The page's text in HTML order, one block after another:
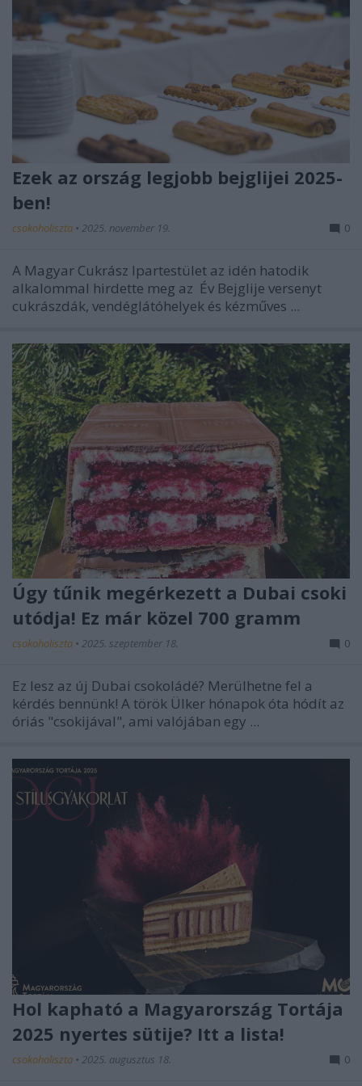
Ezek az ország legjobb bejglijei 2025-
ben!
csokoholiszta • 2025. november 19. 0
A Magyar Cukrász Ipartestület az idén hatodik
alkalommal hirdette meg az Év Bejglije versenyt
cukrászdák, vendéglátóhelyek és kézműves ...
Úgy tűnik megérkezett a Dubai csoki
utódja! Ez már közel 700 gramm
csokoholiszta • 2025. szeptember 18. 0
Ez lesz az új Dubai csokoládé? Merülhetne fel a
kérdés bennünk! A török Ülker hónapok óta hódít az
óriás "csokijával", ami valójában egy ...
Hol kapható a Magyarország Tortája
2025 nyertes sütije? Itt a lista!
csokoholiszta • 2025. augusztus 18. 0